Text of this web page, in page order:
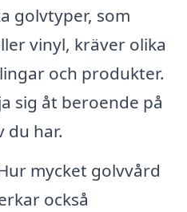
golvtyper, som
vinyl, kräver olika
och produkter.
sig åt beroende på
du har.
mycket golvvård
också